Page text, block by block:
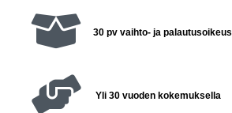
30 pv vaihto- ja palautusoikeus
Yli 30 vuoden kokemuksella